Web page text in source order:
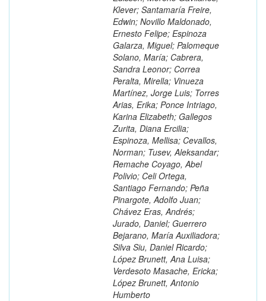
Klever; Santamaría Freire,
Edwin; Novillo Maldonado,
Ernesto Felipe; Espinoza
Galarza, Miguel; Palomeque
Solano, María; Cabrera,
Sandra Leonor; Correa
Peralta, Mirella; Vinueza
Martínez, Jorge Luis; Torres
Arias, Erika; Ponce Intriago,
Karina Elizabeth; Gallegos
Zurita, Diana Ercilia;
Espinoza, Mellisa; Cevallos,
Norman; Tusev, Aleksandar;
Remache Coyago, Abel
Polivio; Celi Ortega,
Santiago Fernando; Peña
Pinargote, Adolfo Juan;
Chávez Eras, Andrés;
Jurado, Daniel; Guerrero
Bejarano, María Auxiliadora;
Silva Siu, Daniel Ricardo;
López Brunett, Ana Luisa;
Verdesoto Masache, Ericka;
López Brunett, Antonio
Humberto